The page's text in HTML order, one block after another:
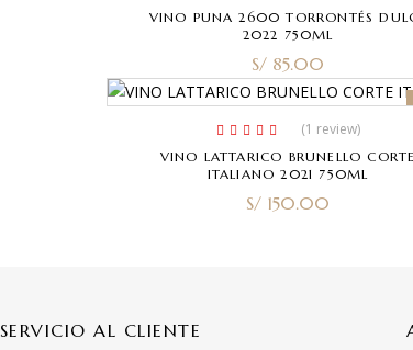
VINO PUNA 2600 TORRONTÉS
2022 750ML
S/ 85.00
Rated5.00out
of 5
(1 review)
VINO LATTARICO BRUNELLO CORTE
ITALIANO 2021 750ML
S/ 150.00
SERVICIO AL CLIENTE